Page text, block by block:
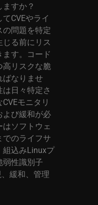
すか？
CVEやライ
問題を特定
る前にリス
す。コード
高リスクな脆
ばなりませ
日々特定さ
モニタリ
よび緩和が必
ソフトウェ
でのライフサ
組込みLinuxプ
弱性識別子
、緩和、管理